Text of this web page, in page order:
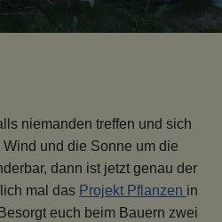
niemanden treffen und sich
und die Sonne um die
dann ist jetzt genau der
mal das Projekt Pflanzen in
euch beim Bauern zwei